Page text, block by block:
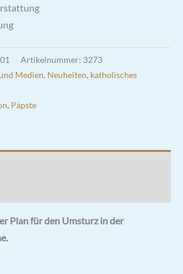
Artikelnummer: 3273
Medien, Neuheiten, katholisches
, Päpste
Plan für den Umsturz in der